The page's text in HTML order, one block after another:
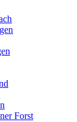
Forst